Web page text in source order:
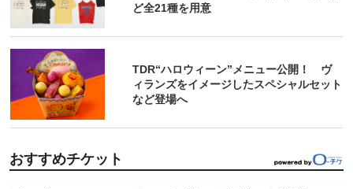
ど全21種を用意
TDR“ハロウィーン”メニュー公開！ ヴ
ィランズをイメージしたスペシャルセット
など登場へ
おすすめチケット